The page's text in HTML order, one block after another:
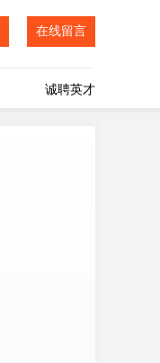
在线留言
诚聘英才